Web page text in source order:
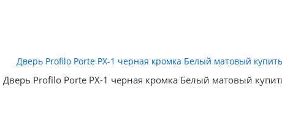
Дверь Profilo Porte PX-1 черная кромка Белый матовый